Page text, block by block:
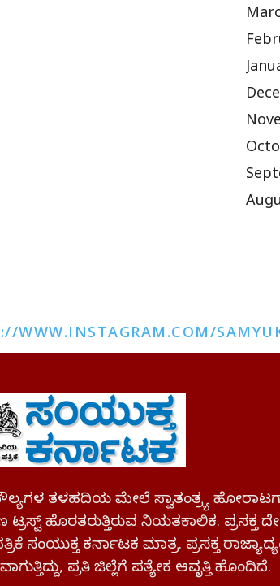
WWW.INSTAGRAM.COM/
ತಳಹದಿಯ ಮೇಲೆ ಸ್ವಾತಂತ್ರ್ಯ
ಹೊರತರುತ್ತಿರುವ ನಿಯತಕಾಲಿಕ. ಪ್ರಸಕ್ತ
ಸಂಯುಕ್ತ ಕರ್ನಾಟಕ ಮಾತ್ರ. ಪ್ರಸಕ್ತ
ಪ್ರತಿ ಜಿಲ್ಲೆಗೆ ಪತ್ಯೇಕ ಆವೃತ್ತಿ ಹೊಂದಿದೆ.